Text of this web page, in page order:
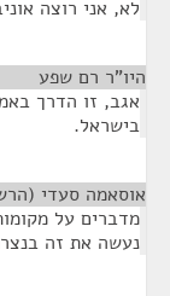
לא, אני רוצה
היו"ר רם שפע
אגב, זו הדרך
בישראל.
אוסאמה סעדי
מדברים על
נעשה את זה